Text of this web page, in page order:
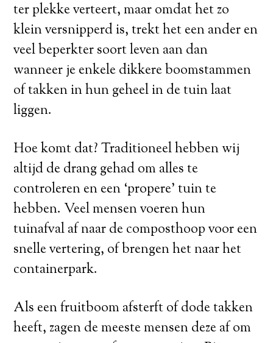
ter plekke verteert, maar omdat het zo
klein versnipperd is, trekt het een ander en
veel beperkter soort leven aan dan
wanneer je enkele dikkere boomstammen
of takken in hun geheel in de tuin laat
liggen.
Hoe komt dat? Traditioneel hebben wij
altijd de drang gehad om alles te
controleren en een ‘propere’ tuin te
hebben. Veel mensen voeren hun
tuinafval af naar de composthoop voor een
snelle vertering, of brengen het naar het
containerpark.
Als een fruitboom afsterft of dode takken
heeft, zagen de meeste mensen deze af om